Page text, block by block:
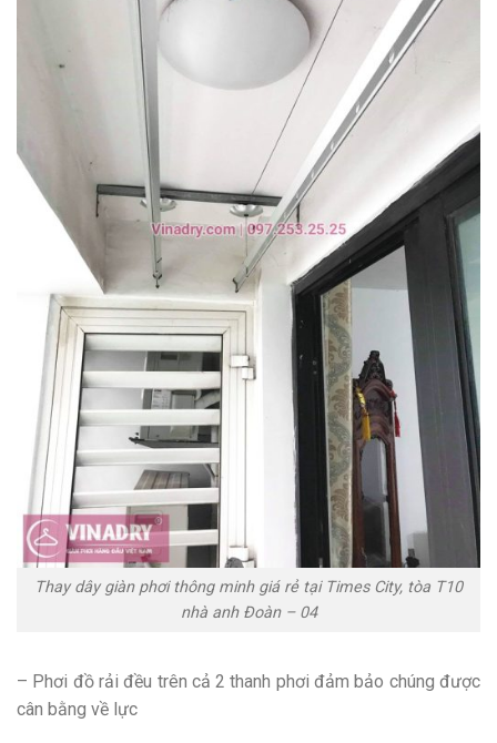
Thay dây giàn phơi thông minh giá rẻ tại Times City, tòa T10
nhà anh Đoàn – 04
– Phơi đồ rải đều trên cả 2 thanh phơi đảm bảo chúng được
cân bằng về lực